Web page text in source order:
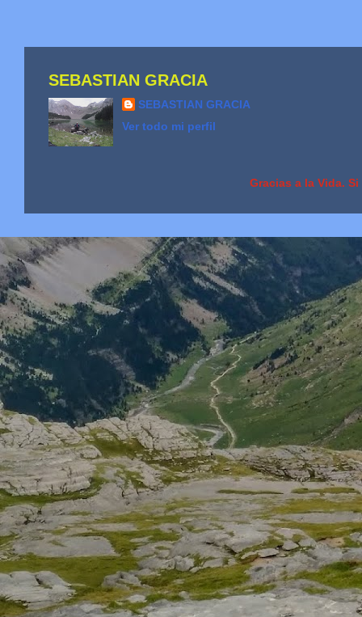
SEBASTIAN GRACIA
SEBASTIAN GRACIA
Ver todo mi perfil
Gracias a la Vida.